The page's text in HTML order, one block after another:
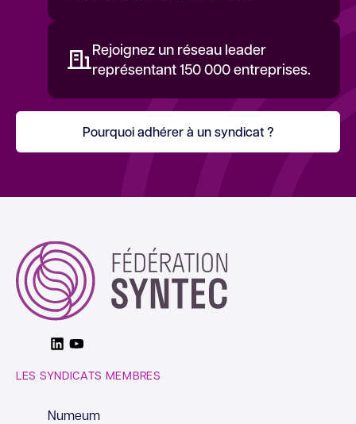
Rejoignez un réseau leader
représentant 150 000 entreprises.
Pourquoi adhérer à un syndicat ?
LinkedinYoutube
LES SYNDICATS MEMBRES
Numeum